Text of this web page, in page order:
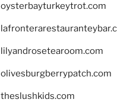
oysterbayturkeytrot.com
lilyandrosetearoom.com
olivesburgberrypatch.com
theslushkids.com